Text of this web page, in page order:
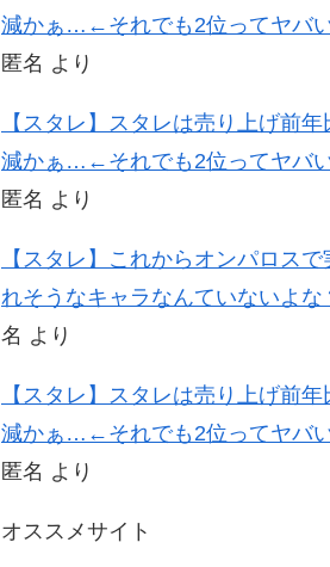
減かぁ…←それでも2位ってヤバ
匿名 より
【スタレ】スタレは売り上げ前年
減かぁ…←それでも2位ってヤバ
匿名 より
【スタレ】これからオンパロスで
れそうなキャラなんていないよな
名 より
【スタレ】スタレは売り上げ前年
減かぁ…←それでも2位ってヤバ
匿名 より
オススメサイト